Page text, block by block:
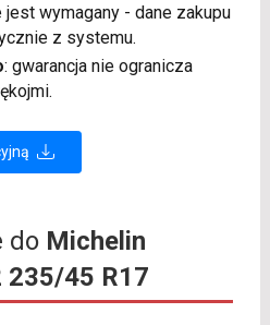
jest wymagany - dane zakupu
z systemu.
: gwarancja nie ogranicza
do Michelin
235/45 R17